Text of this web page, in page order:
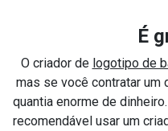
É
O criador de logotipo de
mas se você contratar um
quantia enorme de
recomendável usar um